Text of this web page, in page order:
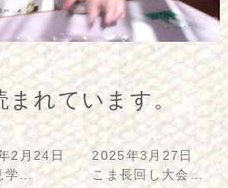
まれています。
2月24日
学…
2025年3月27日
こま長回し大会…